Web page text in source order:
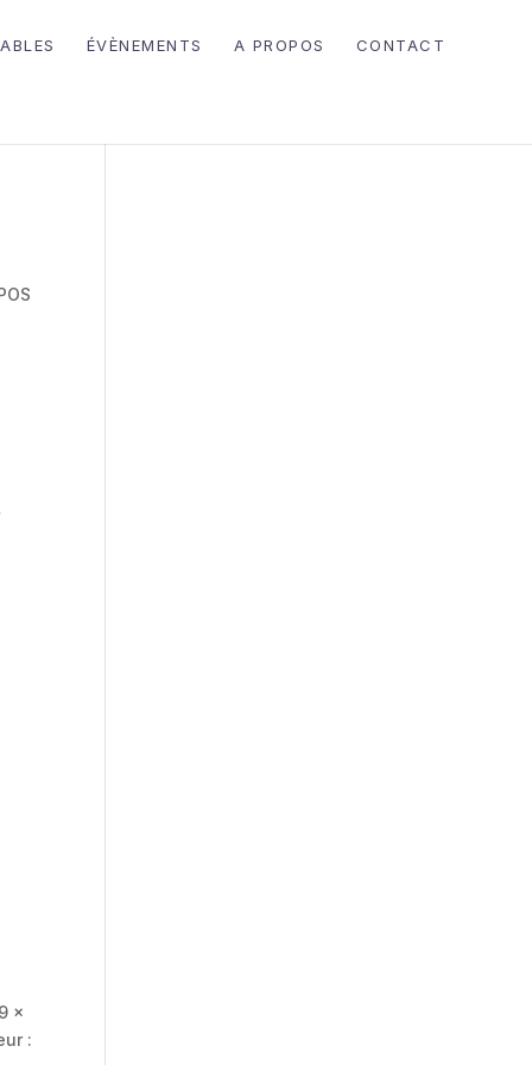
ÉVÈNEMENTS A PROPOS CONTACT
×
: